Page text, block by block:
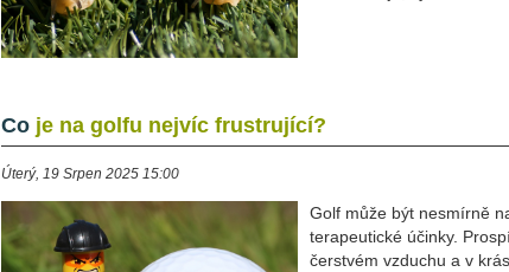
Co je na golfu nejvíc frustrující?
Úterý, 19 Srpen 2025 15:00
Golf může být nesmírně
terapeutické účinky.
čerstvém vzduchu a v